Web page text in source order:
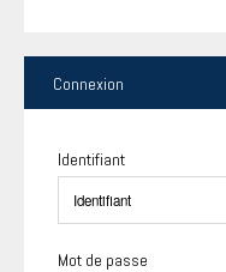
Connexion
Identifiant
Mot de passe